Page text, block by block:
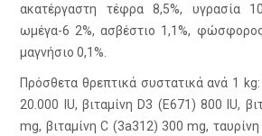
ακατέργαστη τέφρα 8,5%, υγρασία
ωμέγα-6 2%, ασβέστιο 1,1%,
μαγνήσιο 0,1%.
Πρόσθετα θρεπτικά συστατικά ανά 1
20.000 IU, βιταμίνη D3 (E671) 800 IU,
mg, βιταμίνη C (3a312) 300 mg,